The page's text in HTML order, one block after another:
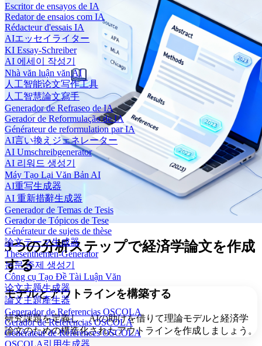
Escritor de ensayos de IA
Redator de ensaios com IA
Rédacteur d'essais IA
AIエッセイライター
KI Essay-Schreiber
AI 에세이 작성기
Nhà văn luận văn AI
人工智能论文写作工具
人工智慧論文寫手
Generador de Refraseo de IA
Gerador de Reformulação de IA
Générateur de reformulation par IA
AI言い換えジェネレーター
AI Umschreibgenerator
AI 리워드 생성기
Máy Tạo Lại Văn Bản AI
AI重写生成器
AI 重新措辭生成器
Generador de Temas de Tesis
Gerador de Tópicos de Tese
Générateur de sujets de thèse
論文テーマ生成器
Thesenthemen-Generator
논문 주제 생성기
Công cụ Tạo Đề Tài Luận Văn
论文主题生成器
論文主題產生器
Generador de Referencias OSCOLA
Gerador de Referências OSCOLA
Générateur de Références OSCOLA
OSCOLA引用生成器
3つの分析ステップで経済学論文を作成
する
モデルとアウトラインを構築する
研究課題を定義し、AIの助けを借りて理論モデルと経済学
論文のための構造化されたアウトラインを作成しましょう。